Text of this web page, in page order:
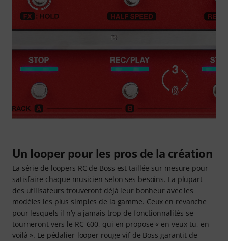
Un looper pour les pros de la création
La série de loopers RC de Boss est taillée sur mesure pour
satisfaire chaque musicien selon ses besoins. La plupart
des utilisateurs trouveront déjà leur bonheur avec les
modèles les plus simples de la gamme. Ceux en revanche
pour lesquels il n’y a jamais trop de fonctionnalités se
tourneront vers le RC-600, qui en propose « en veux-tu, en
voilà ». Le pédalier-looper rouge vif de Boss garantit de